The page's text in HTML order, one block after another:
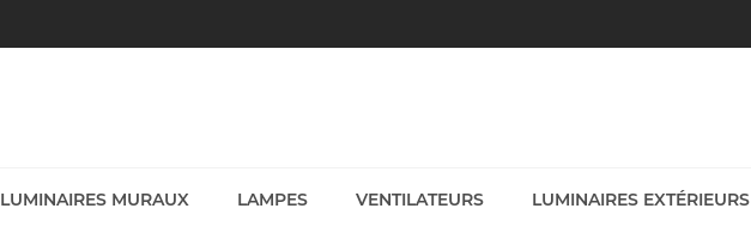
LUMINAIRES MURAUX LAMPES VENTILATEURS LUMINAIRES EXTÉRIEURS